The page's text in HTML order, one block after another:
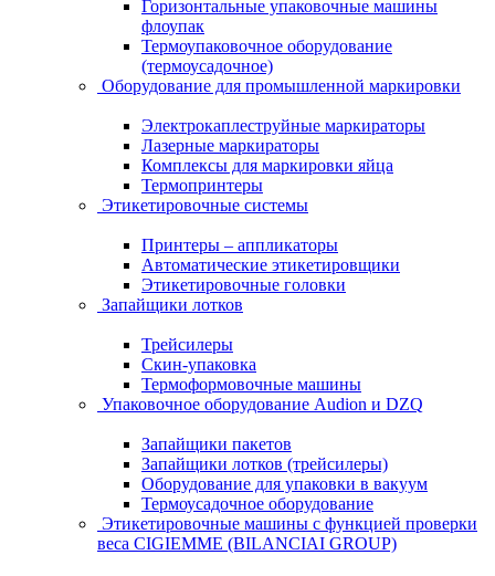
Горизонтальные упаковочные машины
флоупак
Термоупаковочное оборудование
(термоусадочное)
Оборудование для промышленной маркировки
Электрокаплеструйные маркираторы
Лазерные маркираторы
Комплексы для маркировки яйца
Термопринтеры
Этикетировочные системы
Принтеры – аппликаторы
Автоматические этикетировщики
Этикетировочные головки
Запайщики лотков
Трейсилеры
Скин-упаковка
Термоформовочные машины
Упаковочное оборудование Audion и DZQ
Запайщики пакетов
Запайщики лотков (трейсилеры)
Оборудование для упаковки в вакуум
Термоусадочное оборудование
Этикетировочные машины с функцией проверки
веса CIGIEMME (BILANCIAI GROUP)